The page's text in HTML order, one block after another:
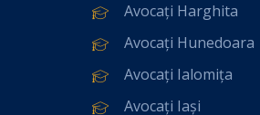
Avocați Harghita
Avocați Hunedoara
Avocați Ialomița
Avocați Iași